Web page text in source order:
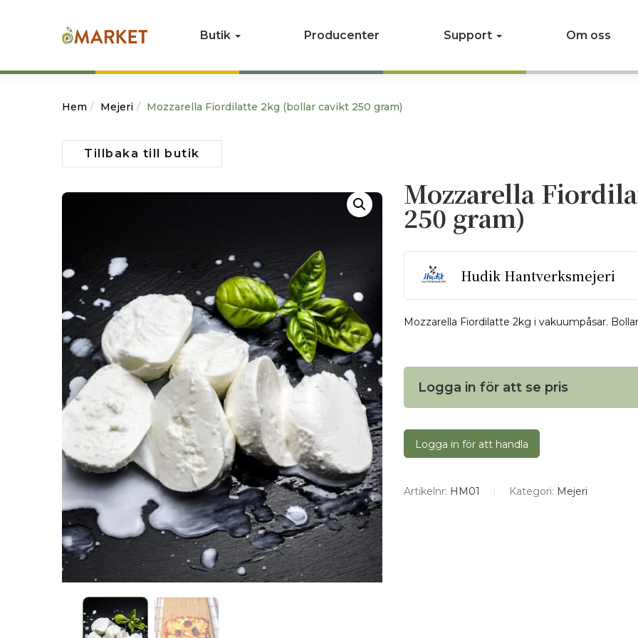
Butik Producenter Support Om oss
Hem Mejeri Mozzarella Fiordilatte 2kg (bollar cavikt 250 gram)
Tillbaka till butik
Mozzarella
250 gram)
Hudik Hantverksmejeri
Mozzarella Fiordilatte 2kg i vakuumpåsar.
Logga in för att se pris
Logga in för att handla
Artikelnr: HM01 Kategori: Mejeri